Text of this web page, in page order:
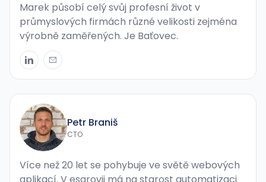
Marek působí celý svůj profesní život v
průmyslových firmách různé velikosti zejména
výrobně zaměřených. Je Baťovec.
Petr Braniš
CTO
Více než 20 let se pohybuje ve světě webových